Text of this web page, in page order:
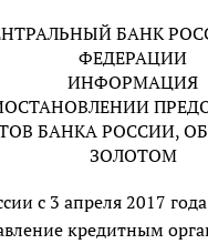
БАНК
ФЕДЕРАЦИИ
ИНФОРМАЦИЯ
БАНКА РОССИИ,
ЗОЛОТОМ
с 3 апреля 2017
кредитным